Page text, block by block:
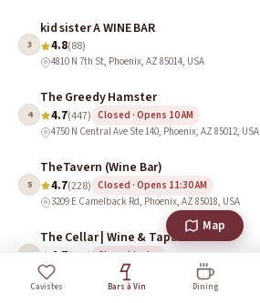
3
kid sister A WINE BAR
4.8(88)
4810 N 7th St, Phoenix, AZ 85014, USA
4
The Greedy Hamster
4.7(447) Closed · Opens 10 AM
4750 N Central Ave Ste 140, Phoenix, AZ 85012, USA
5
TheTavern (Wine Bar)
4.7(228) Closed · Opens 11:30 AM
3209 E Camelback Rd, Phoenix, AZ 85018, USA
6
The Cellar | Wine & Tapas
4.7(172) Closed today
5030 E Warner Rd # 3, Phoenix, AZ 85044, USA
Cavistes Bars à Vin Dining
Map